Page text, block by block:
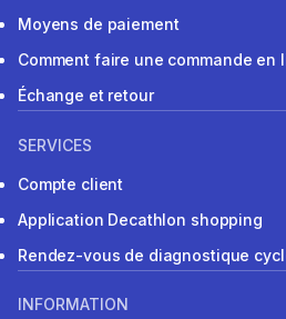
Moyens de paiement
Comment faire une commande en
Échange et retour
SERVICES
Compte client
Application Decathlon shopping
Rendez-vous de diagnostique
INFORMATION